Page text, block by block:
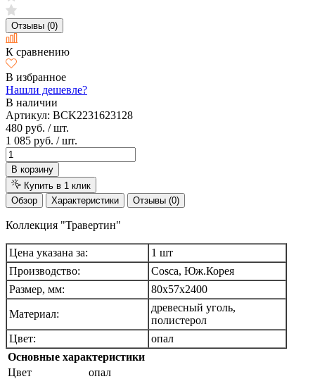
Отзывы (0)
К сравнению
В избранное
Нашли дешевле?
В наличии
Артикул: BCK2231623128
480 руб. / шт.
1 085 руб. / шт.
В корзину
Купить в 1 клик
Обзор
Характеристики Отзывы (0)
Коллекция "Травертин"
Цена указана за:
1 шт
Производство:
Cosca, Юж.Корея
Размер, мм:
80х57х2400
Материал:
древесный уголь,
полистерол
Цвет:
опал
Основные характеристики
Цвет
опал